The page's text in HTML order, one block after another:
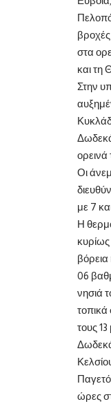
βροχές
στα
και τη
Στην
ορεινά
Οι
με 7
Η
κυρίως
06
νησιά
τοπικά
τους
ώρες